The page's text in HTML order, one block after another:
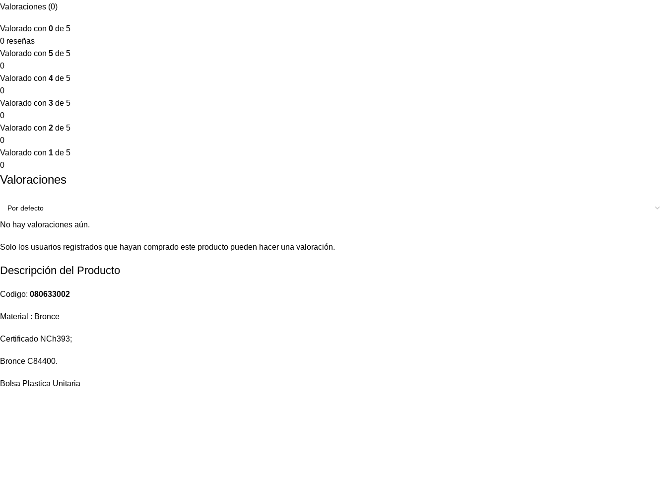
Valoraciones (0)
Valorado con 0 de 5
0 reseñas
Valorado con 5 de 5
0
Valorado con 4 de 5
0
Valorado con 3 de 5
0
Valorado con 2 de 5
0
Valorado con 1 de 5
0
Valoraciones
No hay valoraciones aún.
Solo los usuarios registrados que hayan comprado este producto pueden hacer una valoración.
Descripción del Producto
Codigo: 080633002
Material : Bronce
Certificado NCh393;
Bronce C84400.
Bolsa Plastica Unitaria